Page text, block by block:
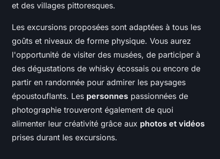
et des villages pittoresques.
Les excursions proposées sont adaptées à tous les
goûts et niveaux de forme physique. Vous aurez
l'opportunité de visiter des musées, de participer à
des dégustations de whisky écossais ou encore de
partir en randonnée pour admirer les paysages
époustouflants. Les personnes passionnées de
photographie trouveront également de quoi
alimenter leur créativité grâce aux photos et vidéos
prises durant les excursions.